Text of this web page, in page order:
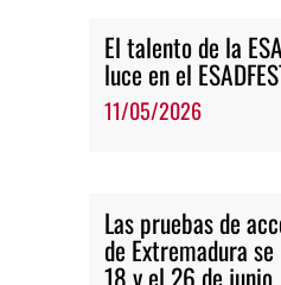
El talento de la
luce en el
11/05/2026
Las pruebas de
de Extremadura
18 y el 26 de junio